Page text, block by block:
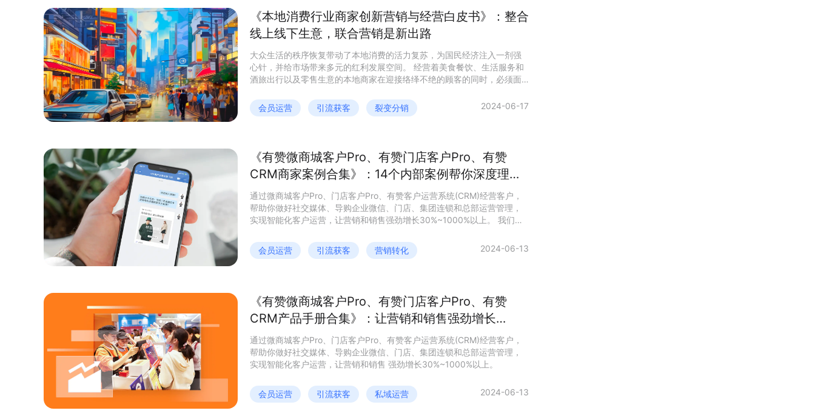
《本地消费行业商家创新营销与经营白皮书》：整合
线上线下生意，联合营销是新出路
大众生活的秩序恢复带动了本地消费的活力复苏，为国民经济注入一剂强
心针，并给市场带来多元的红利发展空间。 经营着美食餐饮、生活服务和
酒旅出行以及零售生意的本地商家在迎接络绎不绝的顾客的同时，必须面
下的消费场景融合趋势，以及消费者的决策从需求延伸向兴趣体验驱动，
本地属性强烈的好内容成为了真正给商家带来消费者流量、关联感和信任
机整合，协同营销和销售，来提升营销转化效率和生意经营的能力。 更多
细节分析和干货分享，可查看完整报告获取～
会员运营 引流获客 裂变分销 2024-06-17
《有赞微商城客户Pro、有赞门店客户Pro、有赞
CRM商家案例合集》：14个内部案例帮你深度理解
2025年生意增长密码
通过微商城客户Pro、门店客户Pro、有赞客户运营系统(CRM)经营客户，
帮助你做好社交媒体、导购企业微信、门店、集团连锁和总部运营管理，
实现智能化客户运营，让营销和销售强劲增长30%~1000%以上。 我们整
营销工具、智能化运营系统，深度拆解生意经营细节，帮助商家做更好的
生意增长。
会员运营 引流获客 营销转化 2024-06-13
《有赞微商城客户Pro、有赞门店客户Pro、有赞
CRM产品手册合集》：让营销和销售强劲增长
30%-1000%以上
通过微商城客户Pro、门店客户Pro、有赞客户运营系统(CRM)经营客户，
帮助你做好社交媒体、导购企业微信、门店、集团连锁和总部运营管理，
实现智能化客户运营，让营销和销售 强劲增长30%~1000%以上。
会员运营 引流获客 私域运营 2024-06-13